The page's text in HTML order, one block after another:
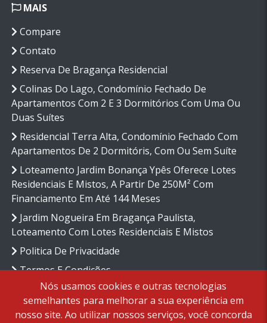
MAIS
Compare
Contato
Reserva De Bragança Residencial
Colinas Do Lago, Condomínio Fechado De
Apartamentos Com 2 E 3 Dormitórios Com Uma Ou
Duas Suítes
Residencial Terra Alta, Condomínio Fechado Com
Apartamentos De 2 Dormitóris, Com Ou Sem Suíte
Loteamento Jardim Bonança Ypês Oferece Lotes
Residenciais E Mistos, A Partir De 250M² Com
Financiamento Em Até 144 Meses
Jardim Nogueira Em Bragança Paulista,
Loteamento Com Lotes Residenciais E Mistos
Politica De Privacidade
Termos E Condições
Nós usamos cookies e outras tecnologias
semelhantes para melhorar a sua experiência em
nosso site. Ao utilizar nossos serviços, você concorda